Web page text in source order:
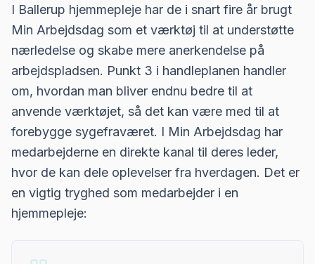
I Ballerup hjemmepleje har de i snart fire år brugt
Min Arbejdsdag som et værktøj til at understøtte
nærledelse og skabe mere anerkendelse på
arbejdspladsen. Punkt 3 i handleplanen handler
om, hvordan man bliver endnu bedre til at
anvende værktøjet, så det kan være med til at
forebygge sygefraværet. I Min Arbejdsdag har
medarbejderne en direkte kanal til deres leder,
hvor de kan dele oplevelser fra hverdagen. Det er
en vigtig tryghed som medarbejder i en
hjemmepleje: